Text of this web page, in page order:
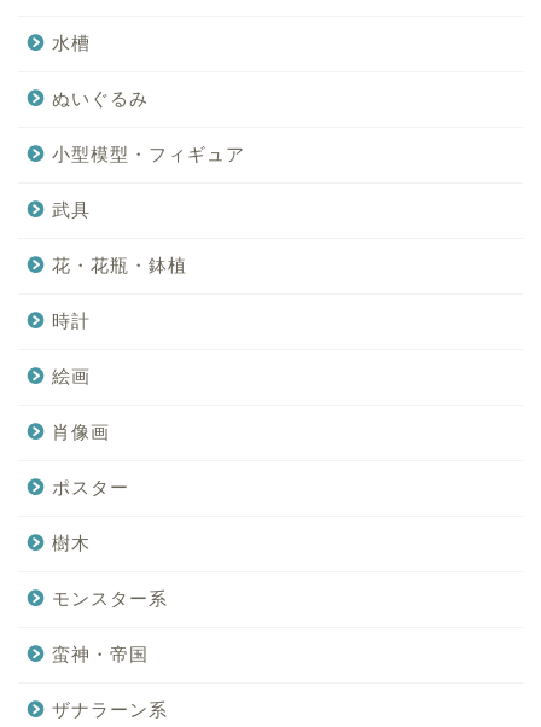
水槽
ぬいぐるみ
小型模型・フィギュア
武具
花・花瓶・鉢植
時計
絵画
肖像画
ポスター
樹木
モンスター系
蛮神・帝国
ザナラーン系